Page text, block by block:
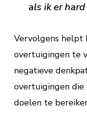
als ik er
Vervolgens helpt
overtuigingen te
negatieve
overtuigingen die
doelen te